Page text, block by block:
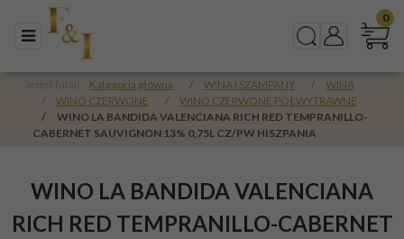
Menu SzukajPanel
0
Jesteś tutaj: Kategoria główna / WINA I SZAMPANY /
WINA
/
WINO CZERWONE /
WINO CZERWONE PÓŁWYTRAWNE
/
WINO LA BANDIDA VALENCIANA RICH RED TEMPRANILLO-
CABERNET SAUVIGNON 13% 0,75L CZ/PW HISZPANIA
WINO LA BANDIDA VALENCIANA
RICH RED TEMPRANILLO-CABERNET